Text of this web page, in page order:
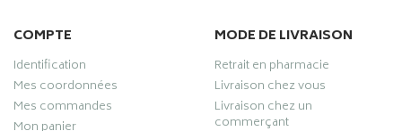
COMPTE
Identification
Mes coordonnées
Mes commandes
MODE DE LIVRAISON
Retrait en pharmacie
Livraison chez vous
Livraison chez un
commerçant